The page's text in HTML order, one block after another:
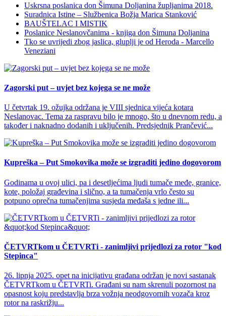
Uskrsna poslanica don Šimuna Doljanina župljanima 2018.
Suradnica Istine – Službenica Božja Marica Stanković
BAUŠTELAC I MISTIK
Poslanice Neslanovčanima - knjiga don Šimuna Doljanina
Tko se uvrijedi zbog jaslica, gluplji je od Heroda - Marcello
Veneziani
Zagorski put – uvjet bez kojega se ne može
U četvrtak 19. ožujka održana je VIII sjednica vijeća kotara
Neslanovac. Tema za raspravu bilo je mnogo, što u dnevnom redu, a
također i naknadno dodanih i uključenih. Predsjednik Prančević...
Kupreška – Put Smokovika može se izgraditi jedino dogovorom
Godinama u ovoj ulici, pa i desetljećima ljudi tumače međe, granice,
kote, položaj građevina i slično, a ta tumačenja vrlo često su
potpuno oprečna tumačenjima susjeda međaša s jedne ili...
ČETVRTkom u ČETVRTi - zanimljivi prijedlozi za rotor "kod
Stepinca"
26. lipnja 2025. opet na inicijativu građana održan je novi sastanak
ČETVRTkom u ČETVRTi. Građani su nam skrenuli pozornost na
opasnost koju predstavlja brza vožnja neodgovornih vozača kroz
rotor na raskrižju...